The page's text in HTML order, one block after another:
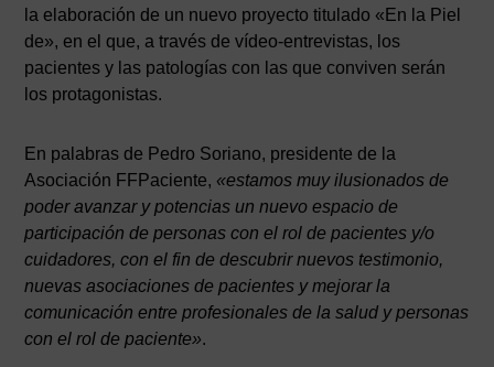
la elaboración de un nuevo proyecto titulado «En la Piel
de», en el que, a través de vídeo-entrevistas, los
pacientes y las patologías con las que conviven serán
los protagonistas.
En palabras de Pedro Soriano, presidente de la
Asociación FFPaciente, «estamos muy ilusionados de
poder avanzar y potencias un nuevo espacio de
participación de personas con el rol de pacientes y/o
cuidadores, con el fin de descubrir nuevos testimonio,
nuevas asociaciones de pacientes y mejorar la
comunicación entre profesionales de la salud y personas
con el rol de paciente».